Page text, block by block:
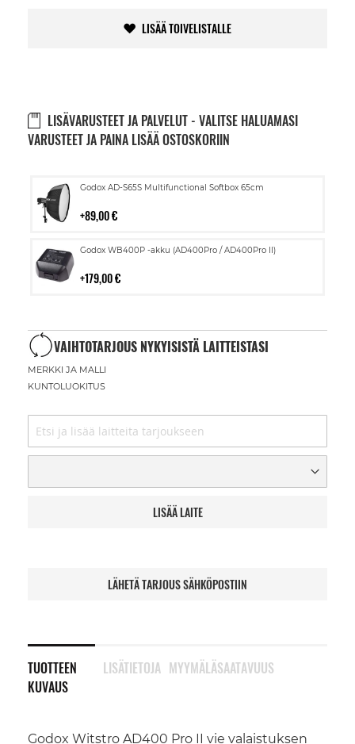
LISÄÄ TOIVELISTALLE
LISÄVARUSTEET JA PALVELUT - VALITSE HALUAMASI
VARUSTEET JA PAINA LISÄÄ OSTOSKORIIN
Godox AD-S65S Multifunctional Softbox 65cm
89,00 €
Lisää
Godox WB400P -akku (AD400Pro / AD400Pro II)
179,00 €
Lisää
VAIHTOTARJOUS NYKYISISTÄ LAITTEISTASI
MERKKI JA MALLI
KUNTOLUOKITUS
LISÄÄ LAITE
LÄHETÄ TARJOUS SÄHKÖPOSTIIN
TUOTTEEN
KUVAUS
Godox Witstro AD400 Pro II vie valaistuksen
LISÄTIETOJA MYYMÄLÄSAATAVUUS